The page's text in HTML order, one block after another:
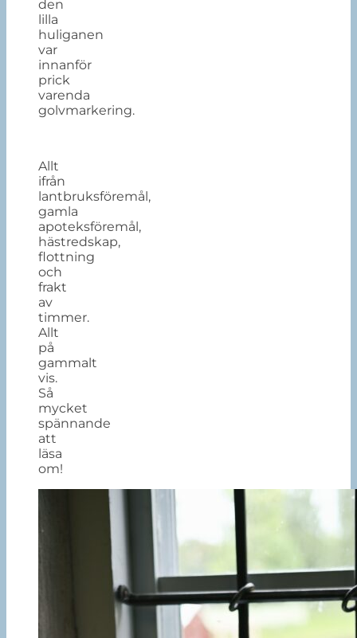
den
lilla
huliganen
var
innanför
prick
varenda
golvmarkering.
Allt
ifrån
lantbruksföremål,
gamla
apoteksföremål,
hästredskap,
flottning
och
frakt
av
timmer.
Allt
på
gammalt
vis.
Så
mycket
spännande
att
läsa
om!